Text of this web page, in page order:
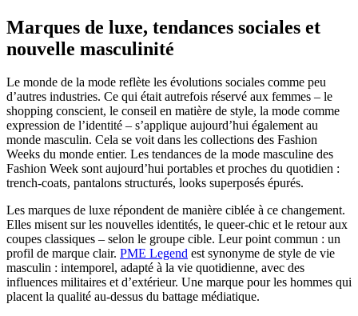
Marques de luxe, tendances sociales et
nouvelle masculinité
Le monde de la mode reflète les évolutions sociales comme peu
d’autres industries. Ce qui était autrefois réservé aux femmes – le
shopping conscient, le conseil en matière de style, la mode comme
expression de l’identité – s’applique aujourd’hui également au
monde masculin. Cela se voit dans les collections des Fashion
Weeks du monde entier. Les tendances de la mode masculine des
Fashion Week sont aujourd’hui portables et proches du quotidien :
trench-coats, pantalons structurés, looks superposés épurés.
Les marques de luxe répondent de manière ciblée à ce changement.
Elles misent sur les nouvelles identités, le queer-chic et le retour aux
coupes classiques – selon le groupe cible. Leur point commun : un
profil de marque clair. PME Legend est synonyme de style de vie
masculin : intemporel, adapté à la vie quotidienne, avec des
influences militaires et d’extérieur. Une marque pour les hommes qui
placent la qualité au-dessus du battage médiatique.